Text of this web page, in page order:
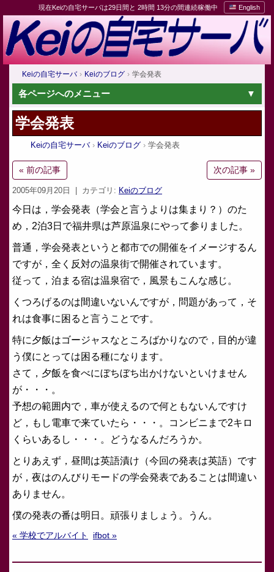
現在Keiの自宅サーバは29日間と 2時間 13分の間連続稼働中 English
Keiの自宅サーバ Keiのブログ 学会発表
各ページへのメニュー
学会発表
Keiの自宅サーバ Keiのブログ 学会発表
« 前の記事 次の記事 »
2005年09月20日 | カテゴリ: Keiのブログ
今日は，学会発表（学会と言うよりは集まり？）のた
め，2泊3日で福井県は芦原温泉にやって参りました。
普通，学会発表というと都市での開催をイメージするん
ですが，全く反対の温泉街で開催されています。
従って，泊まる宿は温泉宿で，風景もこんな感じ。
くつろげるのは間違いないんですが，問題があって，そ
れは食事に困ると言うことです。
特に夕飯はゴージャスなところばかりなので，目的が違
う僕にとっては困る種になります。
さて，夕飯を食べにぼちぼち出かけないといけません
が・・・。
予想の範囲内で，車が使えるので何ともないんですけ
ど，もし電車で来ていたら・・・。コンビニまで2キロ
くらいあるし・・・。どうなるんだろうか。
とりあえず，昼間は英語漬け（今回の発表は英語）です
が，夜はのんびりモードの学会発表であることは間違い
ありません。
僕の発表の番は明日。頑張りましょう。うん。
« 学校でアルバイト ifbot »